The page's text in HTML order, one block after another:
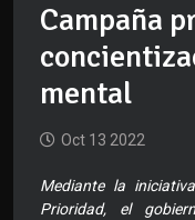
Campaña
mental
Oct 13 2022
Mediante la
Prioridad, el